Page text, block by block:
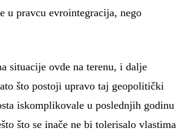
u pravcu evrointegracija, nego
situacije ovde na terenu, i dalje
što postoji upravo taj geopolitički
iskomplikovale u poslednjih godinu
što se inače ne bi tolerisalo vlastima